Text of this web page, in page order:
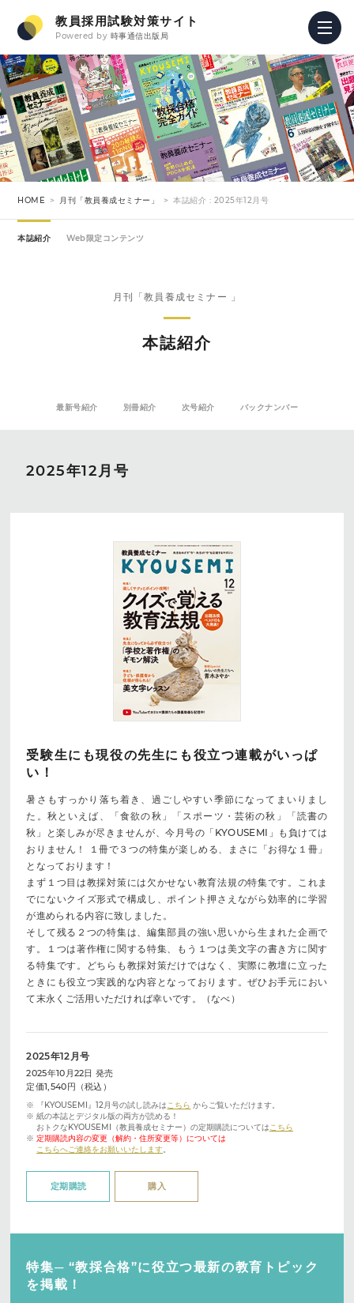
教員採用試験対策サイト
Powered by 時事通信出版局
HOME 月刊「教員養成セミナー」 本誌紹介 : 2025年12月号
本誌紹介 Web限定コンテンツ
月刊「教員養成セミナー 」
本誌紹介
最新号紹介 別冊紹介 次号紹介 バックナンバー
2025年12月号
受験生にも現役の先生にも役立つ連載がいっぱ
い！
暑さもすっかり落ち着き、過ごしやすい季節になってまいりまし
た。秋といえば、「食欲の秋」「スポーツ・芸術の秋」「読書の
秋」と楽しみが尽きませんが、今月号の「KYOUSEMI」も負けては
おりません！ １冊で３つの特集が楽しめる、まさに「お得な１冊」
となっております！
まず１つ目は教採対策には欠かせない教育法規の特集です。これま
でにないクイズ形式で構成し、ポイント押さえながら効率的に学習
が進められる内容に致しました。
そして残る２つの特集は、編集部員の強い思いから生まれた企画で
す。１つは著作権に関する特集、もう１つは美文字の書き方に関す
る特集です。どちらも教採対策だけではなく、実際に教壇に立った
ときにも役立つ実践的な内容となっております。ぜひお手元におい
て末永くご活用いただければ幸いです。（なべ）
2025年12月号
2025年10月22日 発売
定価1,540円（税込）
※ 『KYOUSEMI』12月号の試し読みはこちら からご覧いただけます。
※ 紙の本誌とデジタル版の両方が読める！
おトクなKYOUSEMI（教員養成セミナー）の定期購読についてはこちら
※定期購読内容の変更（解約・住所変更等）については
こちらへご連絡をお願いいたします。
定期購読 購入
特集─ “教採合格”に役立つ最新の教育トピック
を掲載！